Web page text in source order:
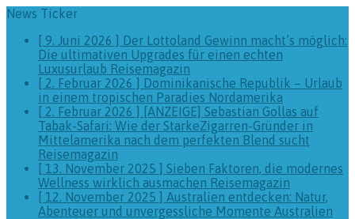
News Ticker
[ 9. Juni 2026 ] Der Lottoland Gewinn macht’s möglich:
Die ultimativen Upgrades für einen echten
Luxusurlaub Reisemagazin
[ 2. Februar 2026 ] Dominikanische Republik – Urlaub
in einem tropischen Paradies Nordamerika
[ 2. Februar 2026 ] [ANZEIGE] Sebastian Gollas auf
Tabak-Safari: Wie der StarkeZigarren-Gründer in
Mittelamerika nach dem perfekten Blend sucht
Reisemagazin
[ 13. November 2025 ] Sieben Faktoren, die modernes
Wellness wirklich ausmachen Reisemagazin
[ 12. November 2025 ] Australien entdecken: Natur,
Abenteuer und unvergessliche Momente Australien